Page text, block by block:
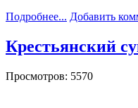
Подробнее... Добавить
Крестьянский
Просмотров: 5570